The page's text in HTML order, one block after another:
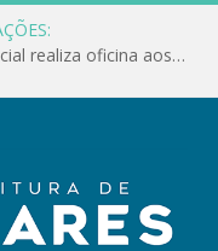
Conselho Municipal de Assistência Social realiza oficina aos servidores